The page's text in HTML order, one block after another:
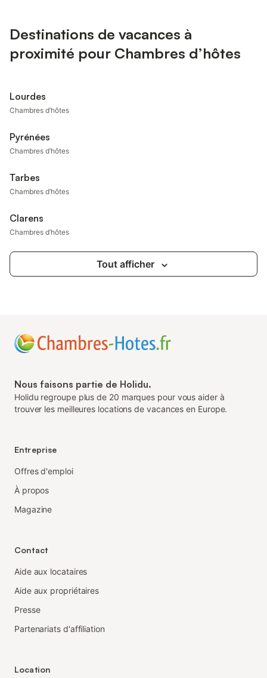
Destinations de vacances à
proximité pour Chambres d’hôtes
Lourdes
Chambres d’hôtes
Pyrénées
Chambres d’hôtes
Tarbes
Chambres d’hôtes
Clarens
Chambres d’hôtes
Tout afficher
Nous faisons partie de Holidu.
Holidu regroupe plus de 20 marques pour vous aider à
trouver les meilleures locations de vacances en Europe.
Entreprise
Offres d'emploi
À propos
Magazine
Contact
Aide aux locataires
Aide aux propriétaires
Presse
Partenariats d'affiliation
Location